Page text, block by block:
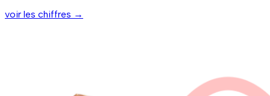
voir les chiffres →